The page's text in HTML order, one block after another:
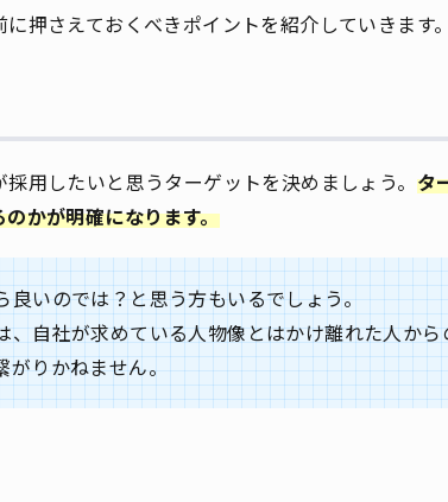
押さえておくべきポイントを紹介していきます。
用したいと思うターゲットを決めましょう。 タ
かが明確になります。
良いのでは？と思う方もいるでしょう。
、自社が求めている人物像とはかけ離れた人から
がりかねません。